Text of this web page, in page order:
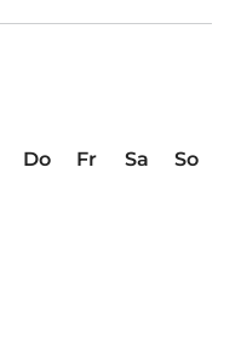
Do Fr Sa
So